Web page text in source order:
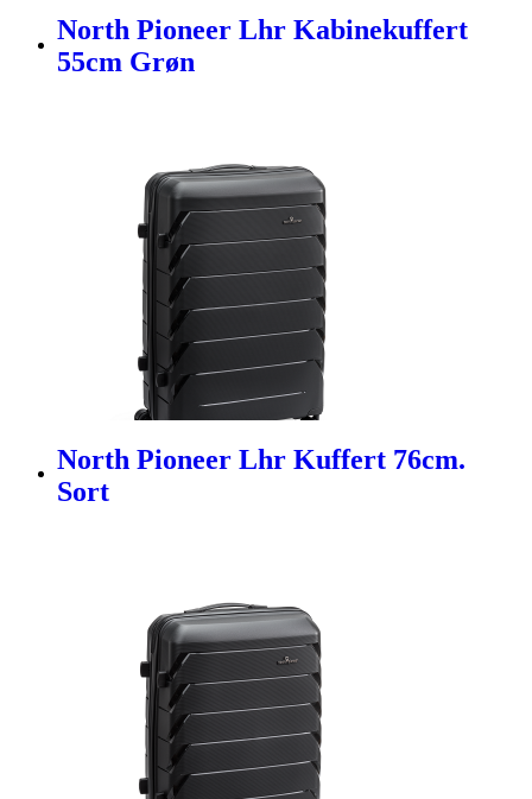
North Pioneer Lhr Kabinekuffert
55cm Grøn
North Pioneer Lhr Kuffert 76cm.
Sort